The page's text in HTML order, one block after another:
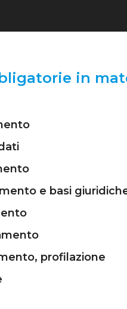
in
e basi
profilazione